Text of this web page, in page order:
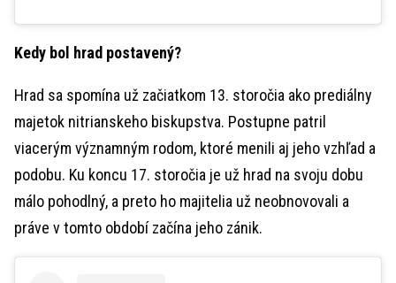
Kedy bol hrad postavený?
Hrad sa spomína už začiatkom 13. storočia ako prediálny
majetok nitrianskeho biskupstva. Postupne patril
viacerým významným rodom, ktoré menili aj jeho vzhľad a
podobu. Ku koncu 17. storočia je už hrad na svoju dobu
málo pohodlný, a preto ho majitelia už neobnovovali a
práve v tomto období začína jeho zánik.